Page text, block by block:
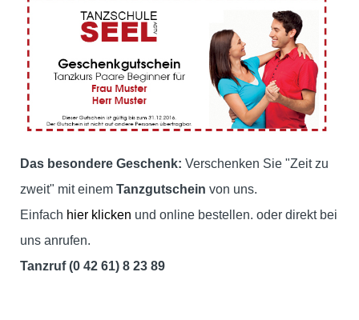
Das besondere Geschenk: Verschenken Sie "Zeit zu
zweit" mit einem Tanzgutschein von uns.
Einfach hier klicken und online bestellen. oder direkt bei
uns anrufen.
Tanzruf (0 42 61) 8 23 89